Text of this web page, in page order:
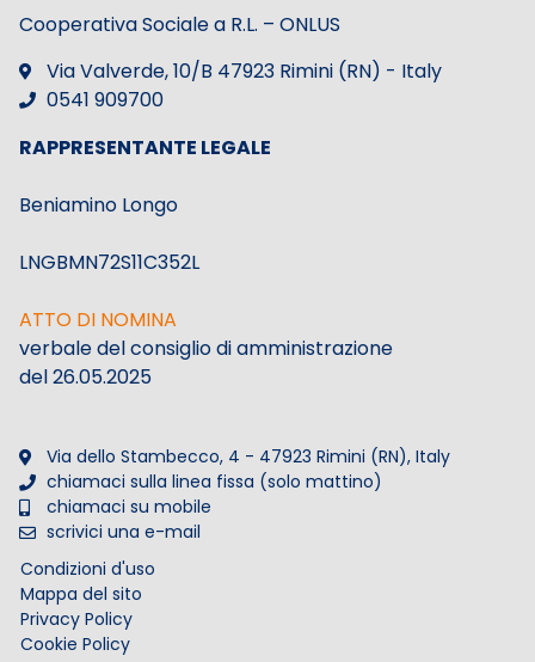
Cooperativa Sociale a R.L. – ONLUS
Via Valverde, 10/B 47923 Rimini (RN) - Italy
0541 909700
RAPPRESENTANTE LEGALE
Beniamino Longo
LNGBMN72S11C352L
ATTO DI NOMINA
verbale del consiglio di amministrazione
del 26.05.2025
Via dello Stambecco, 4 - 47923 Rimini (RN), Italy
chiamaci sulla linea fissa (solo mattino)
chiamaci su mobile
scrivici una e-mail
Condizioni d'uso
Mappa del sito
Privacy Policy
Cookie Policy